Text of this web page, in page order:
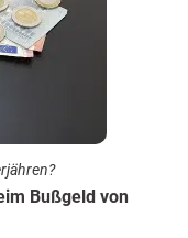
Bußgeld von